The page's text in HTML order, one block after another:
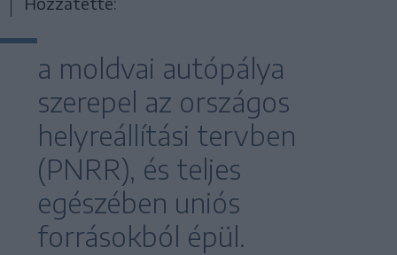
a moldvai autópálya
szerepel az országos
helyreállítási tervben
(PNRR), és teljes
egészében uniós
forrásokból épül.